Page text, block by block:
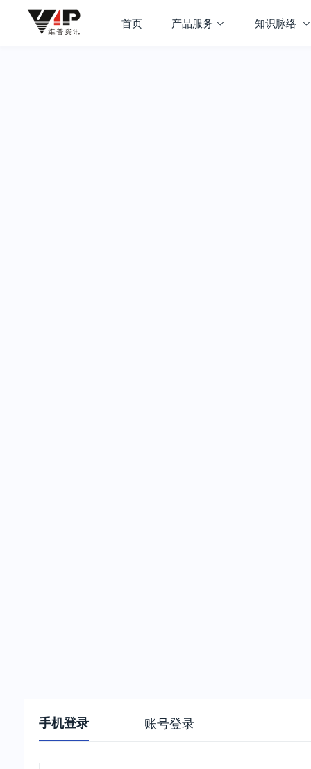
首页 产品服务 知识脉络
手机登录 账号登录